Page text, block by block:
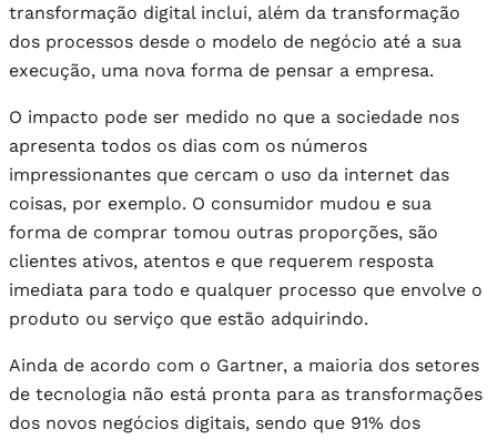
transformação digital inclui, além da transformação
dos processos desde o modelo de negócio até a sua
execução, uma nova forma de pensar a empresa.
O impacto pode ser medido no que a sociedade nos
apresenta todos os dias com os números
impressionantes que cercam o uso da internet das
coisas, por exemplo. O consumidor mudou e sua
forma de comprar tomou outras proporções, são
clientes ativos, atentos e que requerem resposta
imediata para todo e qualquer processo que envolve o
produto ou serviço que estão adquirindo.
Ainda de acordo com o Gartner, a maioria dos setores
de tecnologia não está pronta para as transformações
dos novos negócios digitais, sendo que 91% dos